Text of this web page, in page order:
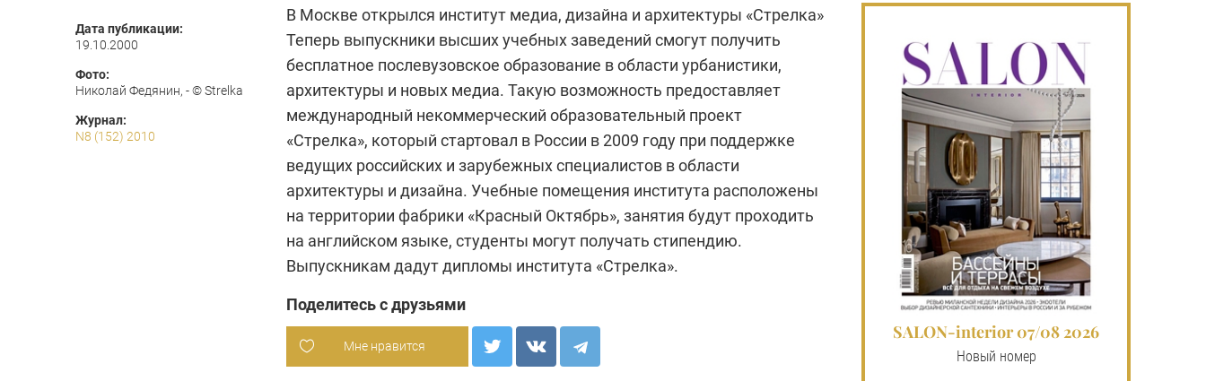
Дата публикации:
19.10.2000
Фото:
Николай Федянин, - © Strelka
Журнал:
N8 (152) 2010
В Москве открылся институт медиа, дизайна и архитектуры «Стрелка»
Теперь выпускники высших учебных заведений смогут получить
бесплатное послевузовское образование в области урбанистики,
архитектуры и новых медиа. Такую возможность предоставляет
международный некоммерческий образовательный проект
«Стрелка», который стартовал в России в 2009 году при поддержке
ведущих российских и зарубежных специалистов в области
архитектуры и дизайна. Учебные помещения института расположены
на территории фабрики «Красный Октябрь», занятия будут проходить
на английском языке, студенты могут получать стипендию.
Выпускникам дадут дипломы института «Стрелка».
Поделитесь с друзьями
Мне нравится
SALON-interior 07/08 2026
Новый номер